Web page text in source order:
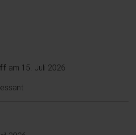
am 15. Juli 2026